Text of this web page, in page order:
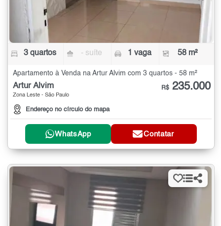
3 quartos - suíte 1 vaga 58 m²
Apartamento à Venda na Artur Alvim com 3 quartos - 58 m²
Artur Alvim
Zona Leste - São Paulo
Endereço no círculo do mapa
R$ 235.000
WhatsApp Contatar